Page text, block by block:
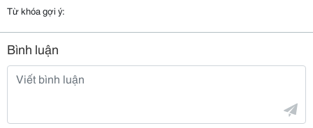
Từ khóa gợi ý:
Bình luận